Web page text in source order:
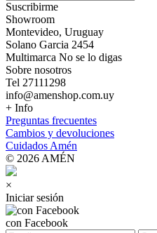
Suscribirme
Showroom
Montevideo, Uruguay
Solano Garcia 2454
Multimarca No se lo digas
Sobre nosotros
Tel 27111298
info@amenshop.com.uy
+ Info
Preguntas frecuentes
Cambios y devoluciones
Cuidados Amén
© 2026 AMÉN
×
Iniciar sesión
con Facebook